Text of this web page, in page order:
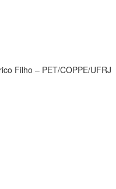
Filho – PET/COPPE/UFRJ